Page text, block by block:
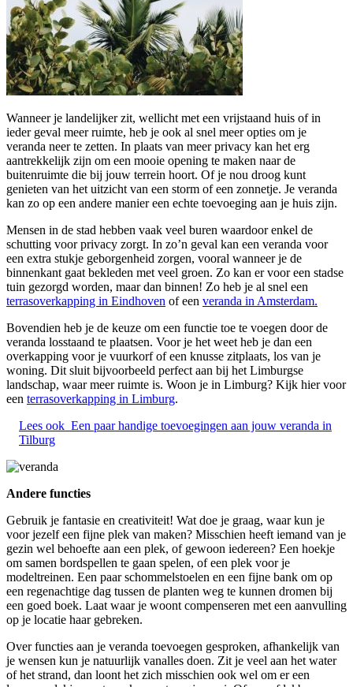
Wanneer je landelijker zit, wellicht met een vrijstaand huis of in
ieder geval meer ruimte, heb je ook al snel meer opties om je
veranda neer te zetten. In plaats van meer privacy kan het erg
aantrekkelijk zijn om een mooie opening te maken naar de
buitenruimte die bij jouw terrein hoort. Of je nou droog kunt
genieten van het uitzicht van een storm of een zonnetje. Je veranda
kan zo op een andere manier een echte toevoeging aan je huis zijn.
Mensen in de stad hebben vaak veel buren waardoor enkel de
schutting voor privacy zorgt. In zo’n geval kan een veranda voor
een extra stukje geborgenheid zorgen, vooral wanneer je de
binnenkant gaat bekleden met veel groen. Zo kan er voor een stadse
tuin gezorgd worden, maar dan binnen! Zo heb je al snel een
terrasoverkapping in Eindhoven of een veranda in Amsterdam.
Bovendien heb je de keuze om een functie toe te voegen door de
veranda losstaand te plaatsen. Voor je het weet heb je dan een
overkapping voor je vuurkorf of een knusse zitplaats, los van je
woning. Dit sluit bijvoorbeeld perfect aan bij het Limburgse
landschap, waar meer ruimte is. Woon je in Limburg? Kijk hier voor
een terrasoverkapping in Limburg.
Lees ook Een paar handige toevoegingen aan jouw veranda in
Tilburg
Andere functies
Gebruik je fantasie en creativiteit! Wat doe je graag, waar kun je
voor jezelf een fijne plek van maken? Misschien heeft iemand van je
gezin wel behoefte aan een plek, of gewoon iedereen? Een hoekje
om samen bordspellen te gaan spelen, of een plek voor je
modeltreinen. Een paar schommelstoelen en een fijne bank om op
een regenachtige dag tussen de planten weg te kunnen dromen bij
een goed boek. Laat waar je woont compenseren met een aanvulling
op je locatie haar gebreken.
Over functies aan je veranda toevoegen gesproken, afhankelijk van
je wensen kun je natuurlijk vanalles doen. Zit je veel aan het water
of het strand, dan loont het zich misschien ook wel om er een